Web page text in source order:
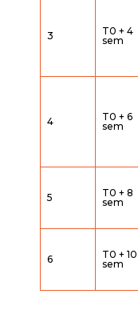
3
T0 + 4
sem
4
T0 + 6
sem
5
T0 + 8
sem
6
T0 + 10
sem